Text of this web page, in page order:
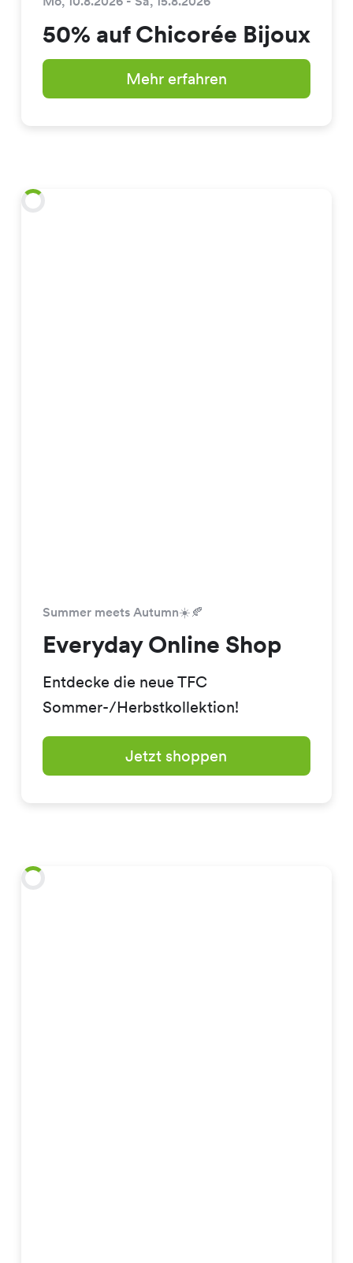
50% auf Chicorée Bijoux
Mehr erfahren
Summer meets Autumn☀️🍂
Everyday Online Shop
Entdecke die neue TFC
Sommer-/Herbstkollektion!
Jetzt shoppen